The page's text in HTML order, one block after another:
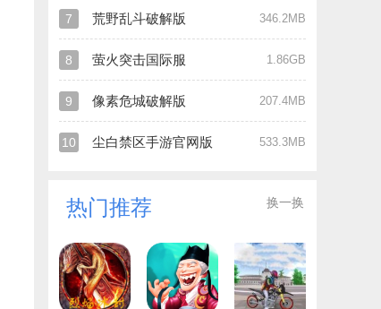
7 荒野乱斗破解版 346.2MB
8 萤火突击国际服 1.86GB
9 像素危城破解版 207.4MB
10 尘白禁区手游官网版 533.3MB
热门推荐 换一换